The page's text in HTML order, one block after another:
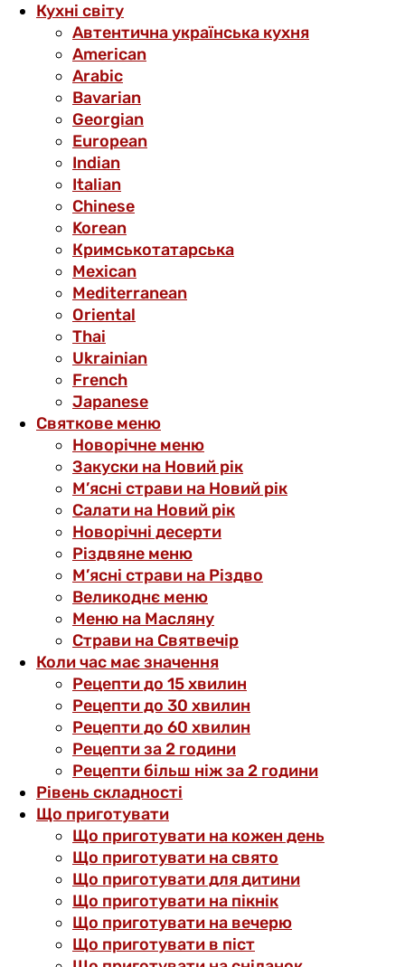
Кухні світу
Автентична українська кухня
American
Arabic
Bavarian
Georgian
European
Indian
Italian
Chinese
Korean
Кримськотатарська
Mexican
Mediterranean
Oriental
Thai
Ukrainian
French
Japanese
Святкове меню
Новорічне меню
Закуски на Новий рік
М’ясні страви на Новий рік
Салати на Новий рік
Новорічні десерти
Різдвяне меню
М’ясні страви на Різдво
Великоднє меню
Меню на Масляну
Страви на Святвечір
Коли час має значення
Рецепти до 15 хвилин
Рецепти до 30 хвилин
Рецепти до 60 хвилин
Рецепти за 2 години
Рецепти більш ніж за 2 години
Рівень складності
Що приготувати
Що приготувати на кожен день
Що приготувати на свято
Що приготувати для дитини
Що приготувати на пікнік
Що приготувати на вечерю
Що приготувати в піст